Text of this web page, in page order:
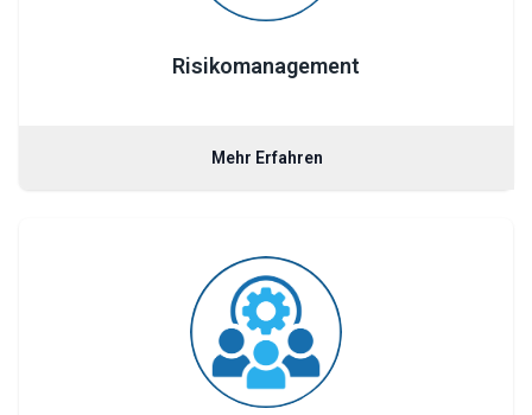
Risikomanagement
Mehr Erfahren